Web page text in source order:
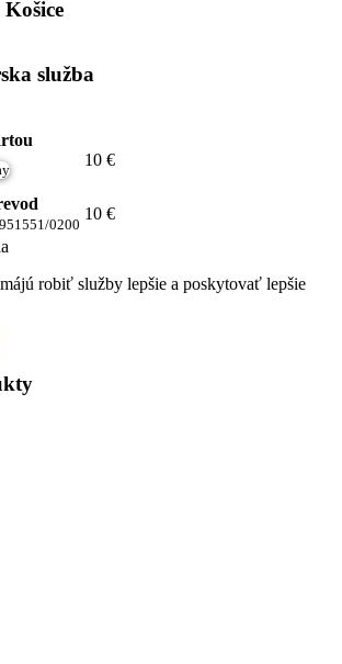
služba
10 €
0200
10 €
robiť služby lepšie a poskytovať lepšie